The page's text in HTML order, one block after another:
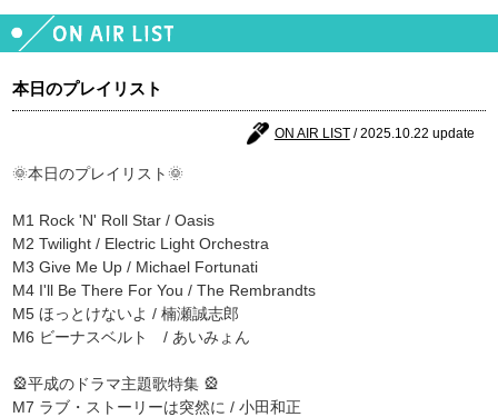
本日のプレイリスト
ON AIR LIST/ 2025.10.22 update
🌞本日のプレイリスト🌞
M1 Rock 'N' Roll Star / Oasis
M2 Twilight / Electric Light Orchestra
M3 Give Me Up / Michael Fortunati
M4 I'll Be There For You / The Rembrandts
M5 ほっとけないよ / 楠瀬誠志郎
M6 ビーナスベルト / あいみょん
🎡平成のドラマ主題歌特集 🎡
M7 ラブ・ストーリーは突然に / 小田和正